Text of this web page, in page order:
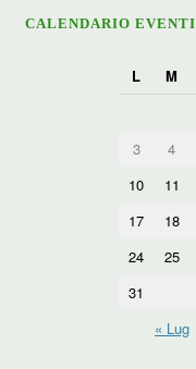
CALENDARIO EVENTI
L
M
3
4
10
11
17
18
24
25
31
« Lug